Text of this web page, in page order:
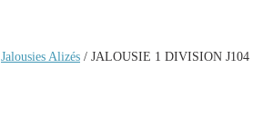
Jalousies Alizés / JALOUSIE 1 DIVISION J104